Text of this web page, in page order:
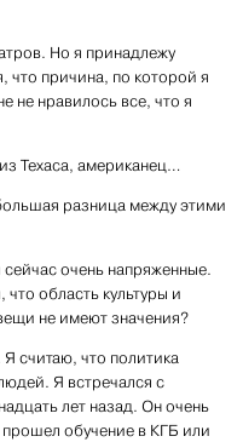
Но я принадлежу
что причина, по которой я
не нравилось все, что я
Техаса, американец…
разница между этими
очень напряженные.
область культуры и
не имеют значения?
считаю, что политика
Я встречался с
лет назад. Он очень
обучение в КГБ или